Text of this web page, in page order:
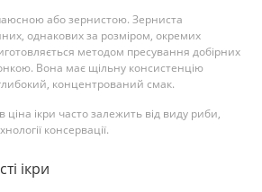
або зернистою. Зерниста
однакових за розміром, окремих
методом пресування добірних
Вона має щільну консистенцію
концентрований смак.
ціна ікри часто залежить від виду риби,
консервації.
ікри